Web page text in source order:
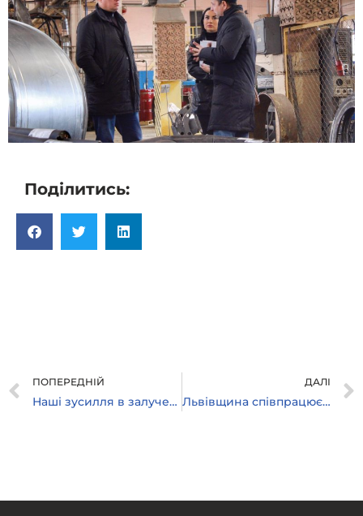
Поділитись:
ПОПЕРЕДНІЙ
Наші зусилля в залученні великих інвестицій конвертуються в підтримку малого і середнього місцевого бізнесу
ДАЛІ
Львівщина співпрацює з Арабським світом